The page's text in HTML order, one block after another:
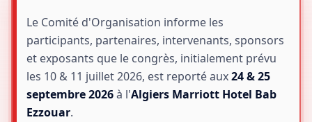
Le Comité d'Organisation informe les
participants, partenaires, intervenants, sponsors
et exposants que le congrès, initialement prévu
les 10 & 11 juillet 2026, est reporté aux24 & 25
septembre 2026à l'Algiers Marriott Hotel Bab
Ezzouar.